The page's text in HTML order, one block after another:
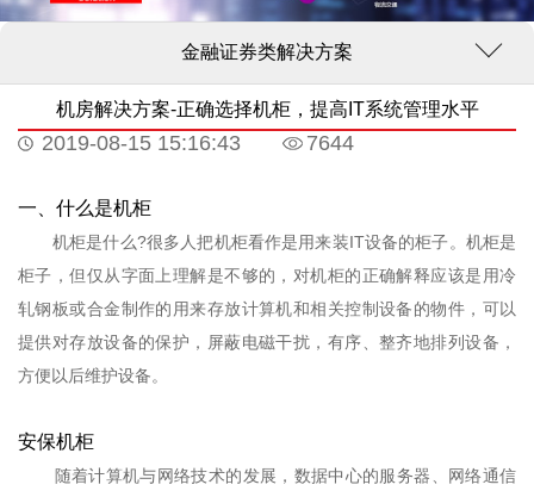
金融证券类解决方案
机房解决方案-正确选择机柜，提高IT系统管理水平
2019-08-15 15:16:43 7644
一、什么是机柜
机柜是什么?很多人把机柜看作是用来装IT设备的柜子。机柜是
柜子，但仅从字面上理解是不够的，对机柜的正确解释应该是用冷
轧钢板或合金制作的用来存放计算机和相关控制设备的物件，可以
提供对存放设备的保护，屏蔽电磁干扰，有序、整齐地排列设备，
方便以后维护设备。
安保机柜
随着计算机与网络技术的发展，数据中心的服务器、网络通信